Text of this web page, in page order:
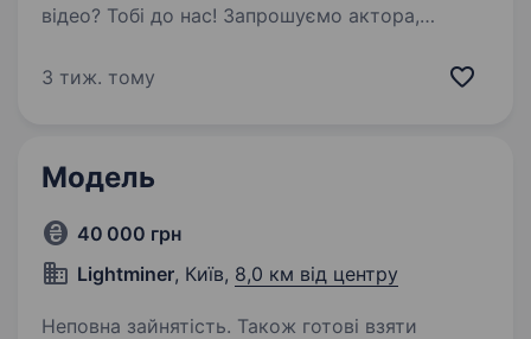
відео? Тобі до нас! Запрошуємо актора,
напрямку на зйомки для YouTube-проекту.
3 тиж. тому
Модель
40 000 грн
Lightminer, Київ, 8,0 км від центру
Неповна зайнятість. Також готові взяти